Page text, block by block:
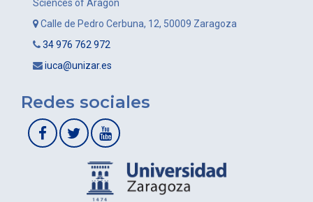
Sciences of Aragon
Calle de Pedro Cerbuna, 12, 50009 Zaragoza
34 976 762 972
iuca@unizar.es
Redes sociales